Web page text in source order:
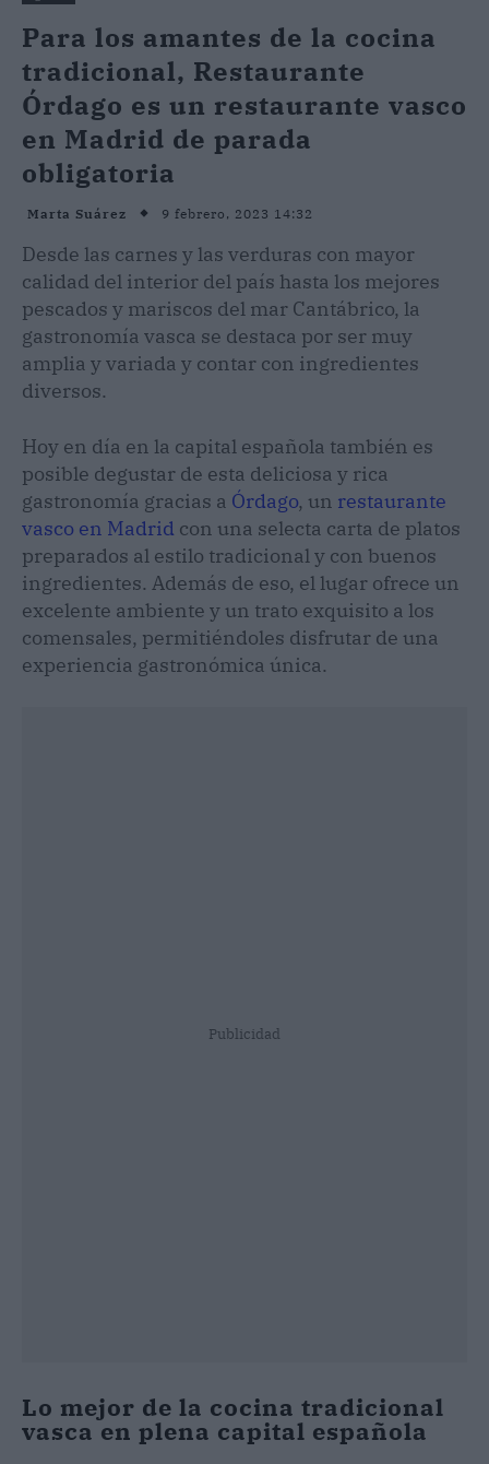
Para los amantes de la cocina
tradicional, Restaurante
Órdago es un restaurante vasco
en Madrid de parada
obligatoria
Marta Suárez 9 febrero, 2023 14:32
Desde las carnes y las verduras con mayor
calidad del interior del país hasta los mejores
pescados y mariscos del mar Cantábrico, la
gastronomía vasca se destaca por ser muy
amplia y variada y contar con ingredientes
diversos.
Hoy en día en la capital española también es
posible degustar de esta deliciosa y rica
gastronomía gracias a Órdago, un restaurante
vasco en Madrid con una selecta carta de platos
preparados al estilo tradicional y con buenos
ingredientes. Además de eso, el lugar ofrece un
excelente ambiente y un trato exquisito a los
comensales, permitiéndoles disfrutar de una
experiencia gastronómica única.
Publicidad
Lo mejor de la cocina tradicional
vasca en plena capital española